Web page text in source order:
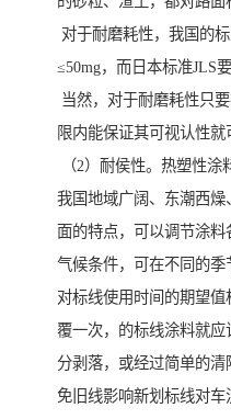
对于耐磨耗性，我国的
≤50mg，而日本标准JLS
当然，对于耐磨耗性只
限内能保证其可视认性就
（2）耐侯性。热塑性
我国地域广阔、东潮西
面的特点，可以调节涂
气候条件，可在不同的
对标线使用时间的期望
覆一次，的标线涂料就
分剥落，或经过简单的
免旧线影响新划标线对